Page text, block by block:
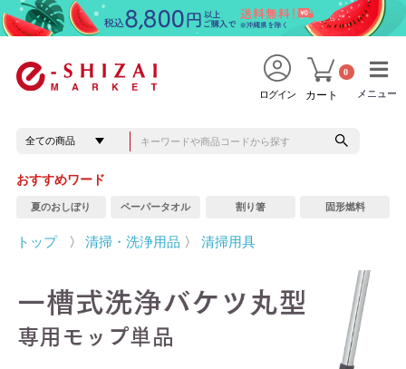
メニュー
メニュー
ログイン カート
0
おすすめワード
夏のおしぼり ペーパータオル 割り箸 固形燃料
トップ 〉 清掃・洗浄用品 〉 清掃用具